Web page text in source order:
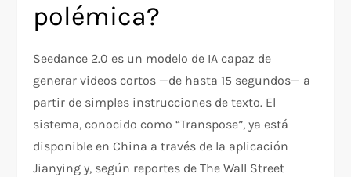
polémica?
Seedance 2.0 es un modelo de IA capaz de
generar videos cortos —de hasta 15 segundos— a
partir de simples instrucciones de texto. El
sistema, conocido como “Transpose”, ya está
disponible en China a través de la aplicación
Jianying y, según reportes de The Wall Street